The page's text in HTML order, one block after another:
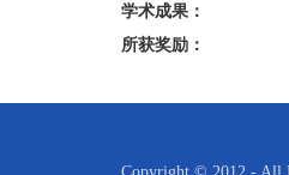
学术成果：
所获奖励：